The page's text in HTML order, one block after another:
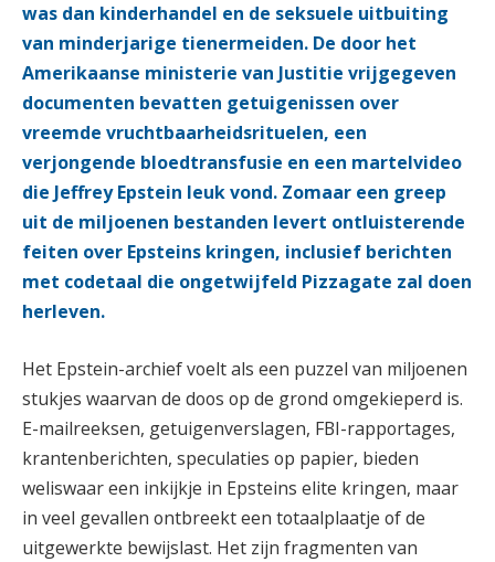
was dan kinderhandel en de seksuele uitbuiting
van minderjarige tienermeiden. De door het
Amerikaanse ministerie van Justitie vrijgegeven
documenten bevatten getuigenissen over
vreemde vruchtbaarheidsrituelen, een
verjongende bloedtransfusie en een martelvideo
die Jeffrey Epstein leuk vond. Zomaar een greep
uit de miljoenen bestanden levert ontluisterende
feiten over Epsteins kringen, inclusief berichten
met codetaal die ongetwijfeld Pizzagate zal doen
herleven.
Het Epstein-archief voelt als een puzzel van miljoenen
stukjes waarvan de doos op de grond omgekieperd is.
E-mailreeksen, getuigenverslagen, FBI-rapportages,
krantenberichten, speculaties op papier, bieden
weliswaar een inkijkje in Epsteins elite kringen, maar
in veel gevallen ontbreekt een totaalplaatje of de
uitgewerkte bewijslast. Het zijn fragmenten van